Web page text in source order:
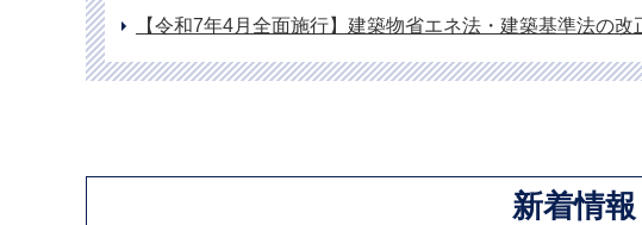
【令和7年4月全面施行】建築物省エネ法・建築基準法の改
新着情報